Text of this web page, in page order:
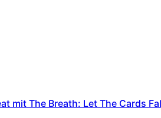
mit The Breath: Let The Cards